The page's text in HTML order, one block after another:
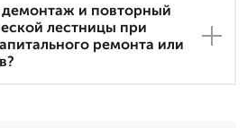
демонтаж и повторный
лестницы при
ремонта или